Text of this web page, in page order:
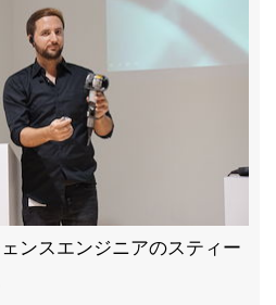
ンスエンジニアのスティー